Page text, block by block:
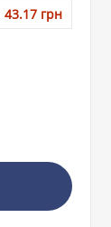
43.17 грн